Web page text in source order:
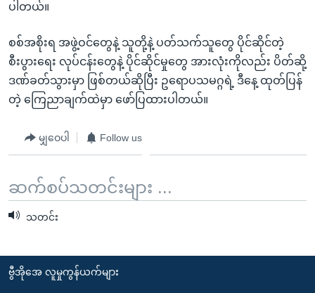
နေရာ
ကျော်
ဘာသာစကားများ
ပါတယ်။
စစ်အစိုးရ အဖွဲ့ဝင်တွေနဲ့ သူတို့နဲ့ ပတ်သက်သူတွေ ပိုင်ဆိုင်တဲ့
စီးပွားရေး လုပ်ငန်းတွေနဲ့ ပိုင်ဆိုင်မှုတွေ အားလုံးကိုလည်း ပိတ်ဆို့
ဒဏ်ခတ်သွားမှာ ဖြစ်တယ်ဆိုပြီး ဥရောပသမဂ္ဂရဲ့ ဒီနေ့ ထုတ်ပြန်
တဲ့ ကြေညာချက်ထဲမှာ ဖော်ပြထားပါတယ်။
မျှဝေပါ Follow us
ဆက်စပ်သတင်းများ ...
သတင်း
ဗွီအိုအေ လူမှုကွန်ယက်များ